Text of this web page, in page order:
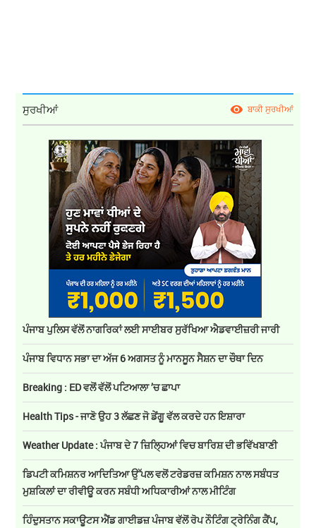
ਸੁਰਖੀਆਂ ਬਾਕੀ ਸੁਰਖੀਆਂ
ਪੰਜਾਬ ਪੁਲਿਸ ਵੱਲੋਂ ਨਾਗਰਿਕਾਂ ਲਈ ਸਾਈਬਰ ਸੁਰੱਖਿਆ ਐਡਵਾਈਜ਼ਰੀ ਜਾਰੀ
ਪੰਜਾਬ ਵਿਧਾਨ ਸਭਾ ਦਾ ਅੱਜ 6 ਅਗਸਤ ਨੂੰ ਮਾਨਸੂਨ ਸੈਸ਼ਨ ਦਾ ਚੌਥਾ ਦਿਨ
Breaking : ED ਵਲੋਂ ਵੱਲੋਂ ਪਟਿਆਲਾ ’ਚ ਛਾਪਾ
Health Tips - ਜਾਣੋ ਉਹ 3 ਲੱਛਣ ਜੋ ਡੇਂਗੂ ਵੱਲ ਕਰਦੇ ਹਨ ਇਸ਼ਾਰਾ
Weather Update : ਪੰਜਾਬ ਦੇ 7 ਜ਼ਿਲ੍ਹਿਆਂ ਵਿਚ ਬਾਰਿਸ਼ ਦੀ ਭਵਿੱਖਬਾਣੀ
ਡਿਪਟੀ ਕਮਿਸ਼ਨਰ ਆਦਿਤਿਆ ਉੱਪਲ ਵਲੋਂ ਟਰੇਡਰਜ਼ ਕਮਿਸ਼ਨ ਨਾਲ ਸਬੰਧਤ
ਮੁਸ਼ਕਿਲਾਂ ਦਾ ਰੀਵੀਊ ਕਰਨ ਸਬੰਧੀ ਅਧਿਕਾਰੀਆਂ ਨਾਲ ਮੀਟਿੰਗ
ਹਿੰਦੁਸਤਾਨ ਸਕਾਊਟਸ ਐਂਡ ਗਾਈਡਜ਼ ਪੰਜਾਬ ਵੱਲੋਂ ਰੋਪ ਨੌਟਿੰਗ ਟ੍ਰੇਨਿੰਗ ਕੈਂਪ,